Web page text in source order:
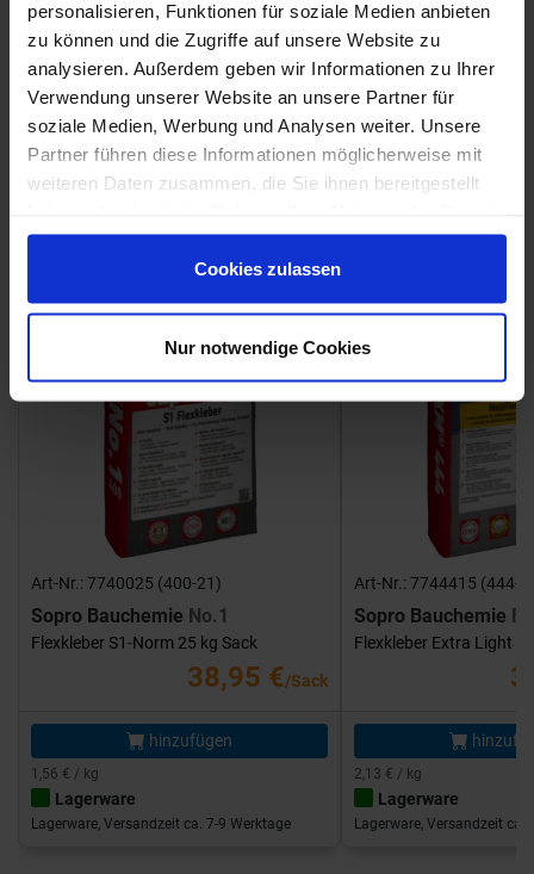
personalisieren, Funktionen für soziale Medien anbieten
zu können und die Zugriffe auf unsere Website zu
analysieren. Außerdem geben wir Informationen zu Ihrer
Verwendung unserer Website an unsere Partner für
soziale Medien, Werbung und Analysen weiter. Unsere
Partner führen diese Informationen möglicherweise mit
weiteren Daten zusammen, die Sie ihnen bereitgestellt
gesammelt haben.
Cookies zulassen
Nur notwendige Cookies
Weitere Serien von Coem
Fliesenkleber
Showroom
Art-Nr.: 7740025 (400-21)
Sopro Bauchemie No.1
Flexkleber S1-Norm 25 kg Sack
38,95 €/Sack
hinzufügen
1,56 € / kg
Lagerware
Lagerware, Versandzeit ca. 7-9 Werktage
Showroom
Art-Nr.: 7744415 (444-
Sopro Bauchemie
Flexkleber Extra Light
2,13 € / kg
Lagerware
Lagerware, Versandzeit ca.